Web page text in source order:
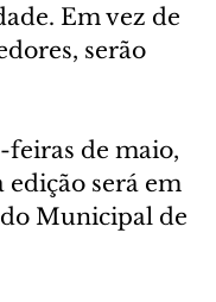
Em vez de
serão
feiras de maio,
edição será em
Municipal de